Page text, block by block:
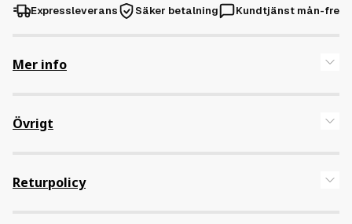
Expressleverans Säker betalning Kundtjänst mån-fre
Mer info
Övrigt
Returpolicy